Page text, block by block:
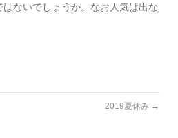
ないでしょうか。なお人気は出な
2019夏休み →